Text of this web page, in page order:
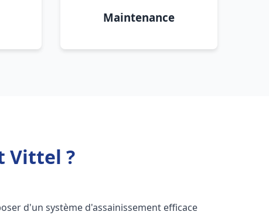
Maintenance
Vittel ?
d'un système d'assainissement efficace